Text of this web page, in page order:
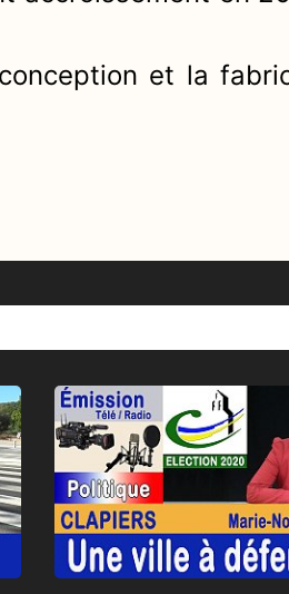
et la